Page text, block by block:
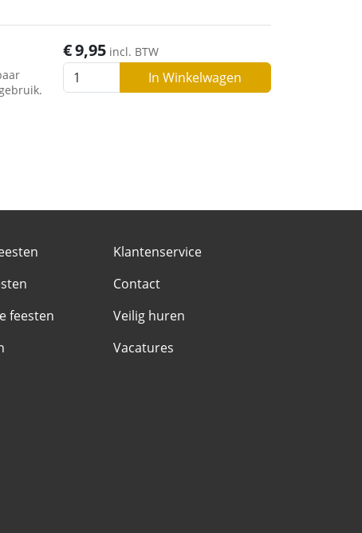
€9,95 incl. BTW
In Winkelwagen
feesten
Klantenservice
Contact
Veilig huren
Vacatures